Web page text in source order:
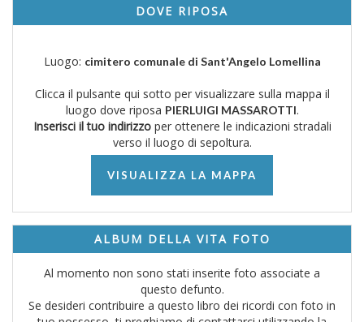
DOVE RIPOSA
Luogo: cimitero comunale di Sant'Angelo Lomellina
Clicca il pulsante qui sotto per visualizzare sulla mappa il
luogo dove riposa PIERLUIGI MASSAROTTI.
Inserisci il tuo indirizzoper ottenere le indicazioni stradali
verso il luogo di sepoltura.
VISUALIZZA LA MAPPA
ALBUM DELLA VITA FOTO
Al momento non sono stati inserite foto associate a
questo defunto.
Se desideri contribuire a questo libro dei ricordi con foto in